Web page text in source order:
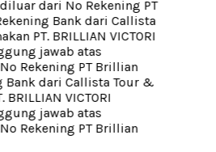
dari No Rekening PT
Bank dari Callista
PT. BRILLIAN VICTORI
jawab atas
Rekening PT Brillian
dari Callista Tour &
VICTORI
jawab atas
Rekening PT Brillian